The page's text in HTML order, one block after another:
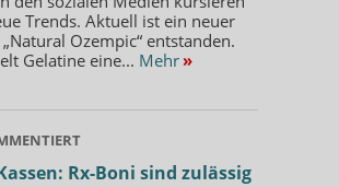
Trends. Aktuell ist ein neuer
Ozempic“ entstanden.
Gelatine eine... Mehr »
Rx-Boni sind zulässig